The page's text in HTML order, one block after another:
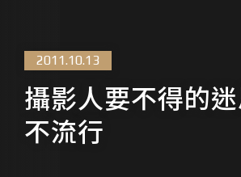
2011.10.13
攝影人要不得的
不流行